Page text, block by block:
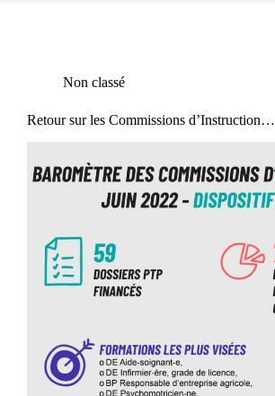
Non classé
Retour sur les Commissions d’Instruction…